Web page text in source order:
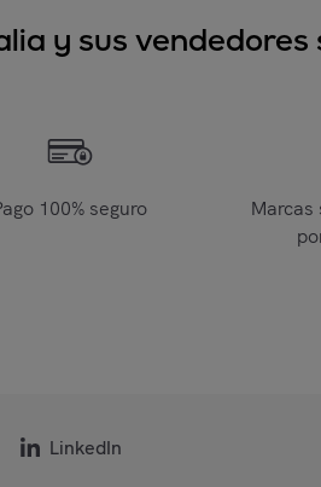
y sus
100% seguro
Marcas
LinkedIn